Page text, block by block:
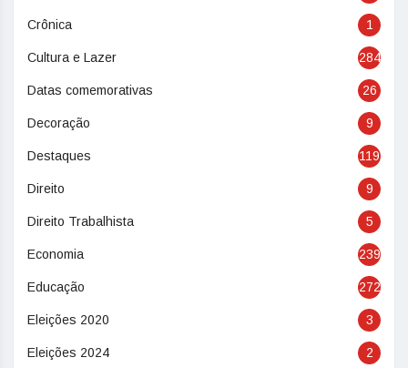
Crônica 1
Cultura e Lazer 284
Datas comemorativas 26
Decoração 9
Destaques 119
Direito 9
Direito Trabalhista 5
Economia 239
Educação 272
Eleições 2020 3
Eleições 2024 2